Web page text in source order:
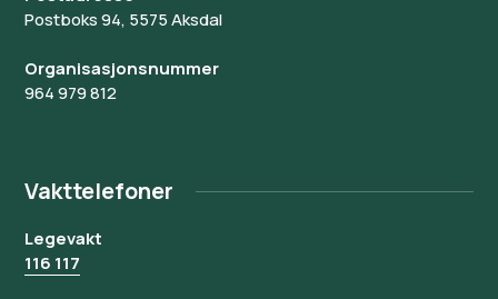
Postboks 94, 5575 Aksdal
Organisasjonsnummer
964 979 812
Vakttelefoner
Legevakt
116 117